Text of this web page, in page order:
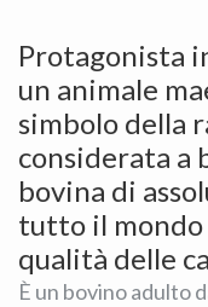
Protagonista
un animale
simbolo della
considerata a
bovina di
tutto il mondo
qualità delle
È un bovino adulto